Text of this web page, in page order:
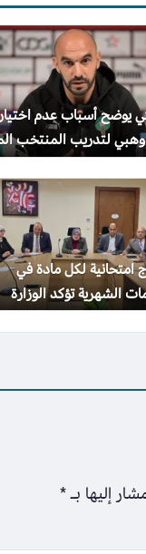
يوضح أسباب عدم
لتدريب المنتخب
امتحانية لكل مادة في
الشهرية تؤكد الوزارة
في موعدها
إليها بـ*